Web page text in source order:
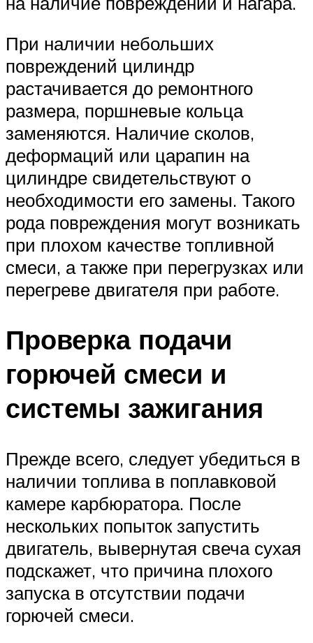
При наличии небольших
повреждений цилиндр
растачивается до ремонтного
размера, поршневые кольца
заменяются. Наличие сколов,
деформаций или царапин на
цилиндре свидетельствуют о
необходимости его замены. Такого
рода повреждения могут возникать
при плохом качестве топливной
смеси, а также при перегрузках или
перегреве двигателя при работе.
Проверка подачи
горючей смеси и
системы зажигания
Прежде всего, следует убедиться в
наличии топлива в поплавковой
камере карбюратора. После
нескольких попыток запустить
двигатель, вывернутая свеча сухая
подскажет, что причина плохого
запуска в отсутствии подачи
горючей смеси.